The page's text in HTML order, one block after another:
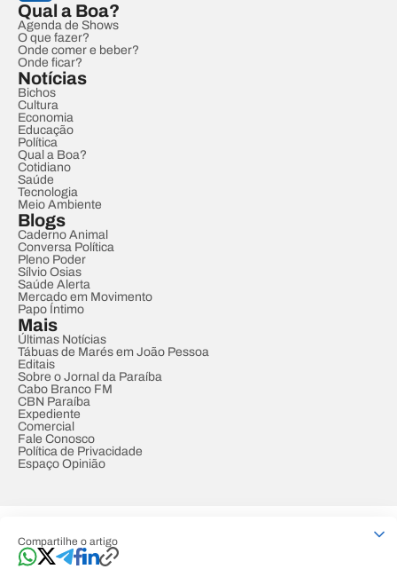
Compartilhe o artigo
Qual a Boa?
Agenda de Shows
O que fazer?
Onde comer e beber?
Onde ficar?
Notícias
Bichos
Cultura
Economia
Educação
Política
Qual a Boa?
Cotidiano
Saúde
Tecnologia
Meio Ambiente
Blogs
Caderno Animal
Conversa Política
Pleno Poder
Sílvio Osias
Saúde Alerta
Mercado em Movimento
Papo Íntimo
Mais
Últimas Notícias
Tábuas de Marés em João Pessoa
Editais
Sobre o Jornal da Paraíba
Cabo Branco FM
CBN Paraíba
Expediente
Comercial
Fale Conosco
Política de Privacidade
Espaço Opinião
Developed by Designed by